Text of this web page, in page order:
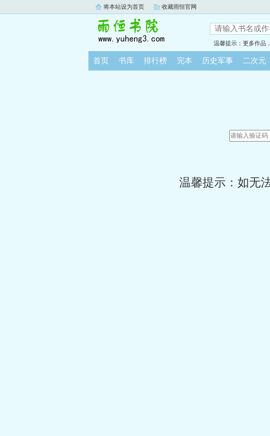
将本站设为首页 收藏雨恒官网
温馨提示：更多作品
首页 书库 排行榜 完本 历史军事 二次元
温馨提示：如无